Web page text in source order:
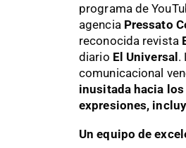
programa de
agencia Pressato
reconocida revista
diario El Universal .
comunicacional
inusitada hacia
expresiones,
Un equipo de